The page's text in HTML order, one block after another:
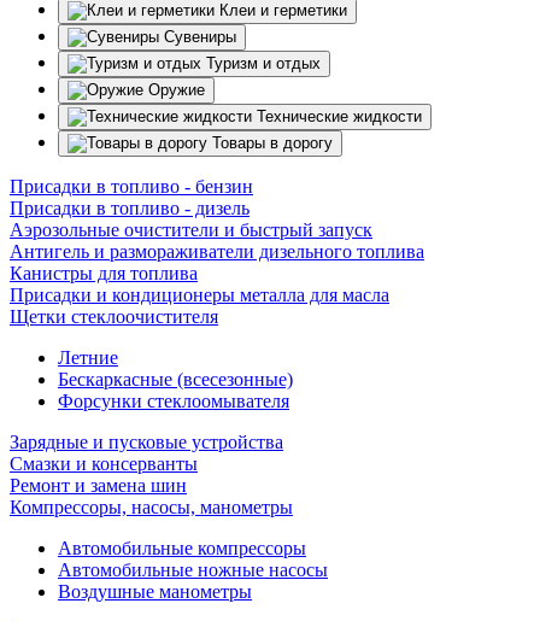
Клеи и герметики
Сувениры
Туризм и отдых
Оружие
Технические жидкости
Товары в дорогу
Присадки в топливо - бензин
Присадки в топливо - дизель
Аэрозольные очистители и быстрый запуск
Антигель и размораживатели дизельного топлива
Канистры для топлива
Присадки и кондиционеры металла для масла
Щетки стеклоочистителя
Летние
Бескаркасные (всесезонные)
Форсунки стеклоомывателя
Зарядные и пусковые устройства
Смазки и консерванты
Ремонт и замена шин
Компрессоры, насосы, манометры
Автомобильные компрессоры
Автомобильные ножные насосы
Воздушные манометры